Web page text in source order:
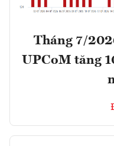
Tháng 7/
UPCoM tăng